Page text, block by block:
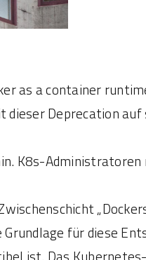
as a container
dieser Deprecation auf
K8s-Administratoren
für diese